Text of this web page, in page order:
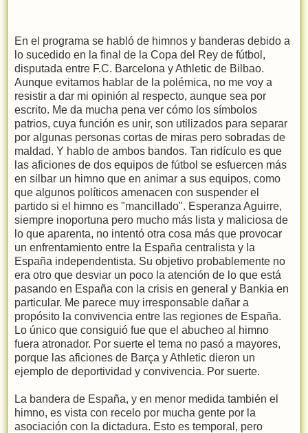
En el programa se habló de himnos y banderas debido a
lo sucedido en la final de la Copa del Rey de fútbol,
disputada entre F.C. Barcelona y Athletic de Bilbao.
Aunque evitamos hablar de la polémica, no me voy a
resistir a dar mi opinión al respecto, aunque sea por
escrito. Me da mucha pena ver cómo los símbolos
patrios, cuya función es unir, son utilizados para separar
por algunas personas cortas de miras pero sobradas de
maldad. Y hablo de ambos bandos. Tan ridículo es que
las aficiones de dos equipos de fútbol se esfuercen más
en silbar un himno que en animar a sus equipos, como
que algunos políticos amenacen con suspender el
partido si el himno es "mancillado". Esperanza Aguirre,
siempre inoportuna pero mucho más lista y maliciosa de
lo que aparenta, no intentó otra cosa más que provocar
un enfrentamiento entre la España centralista y la
España independentista. Su objetivo probablemente no
era otro que desviar un poco la atención de lo que está
pasando en España con la crisis en general y Bankia en
particular. Me parece muy irresponsable dañar a
propósito la convivencia entre las regiones de España.
Lo único que consiguió fue que el abucheo al himno
fuera atronador. Por suerte el tema no pasó a mayores,
porque las aficiones de Barça y Athletic dieron un
ejemplo de deportividad y convivencia. Por suerte.
La bandera de España, y en menor medida también el
himno, es vista con recelo por mucha gente por la
asociación con la dictadura. Esto es temporal, pero